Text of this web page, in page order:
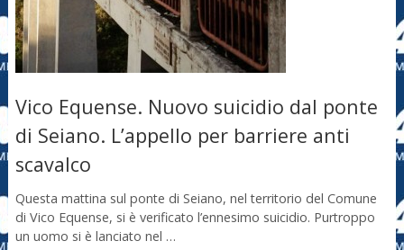
Vico Equense. Nuovo suicidio dal ponte
di Seiano. L’appello per barriere anti
scavalco
Questa mattina sul ponte di Seiano, nel territorio del Comune
di Vico Equense, si è verificato l’ennesimo suicidio. Purtroppo
un uomo si è lanciato nel …